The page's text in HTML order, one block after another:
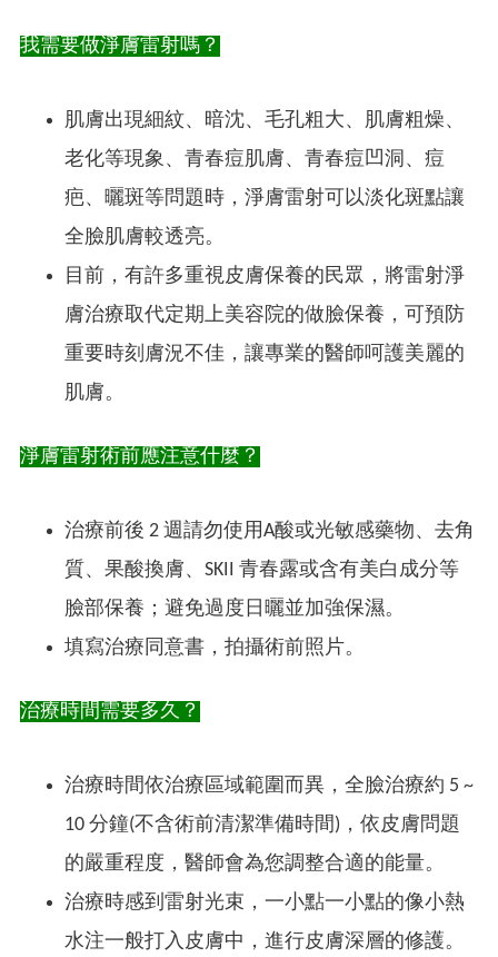
我需要做淨膚雷射嗎？
肌膚出現細紋、暗沈、毛孔粗大、肌膚粗燥、
老化等現象、青春痘肌膚、青春痘凹洞、痘
疤、曬斑等問題時，淨膚雷射可以淡化斑點讓
全臉肌膚較透亮。
目前，有許多重視皮膚保養的民眾，將雷射淨
膚治療取代定期上美容院的做臉保養，可預防
重要時刻膚況不佳，讓專業的醫師呵護美麗的
肌膚。
淨膚雷射術前應注意什麼？
治療前後 2 週請勿使用A酸或光敏感藥物、去角
質、果酸換膚、SKII 青春露或含有美白成分等
臉部保養；避免過度日曬並加強保濕。
填寫治療同意書，拍攝術前照片。
治療時間需要多久？
治療時間依治療區域範圍而異，全臉治療約 5 ~
10 分鐘(不含術前清潔準備時間)，依皮膚問題
的嚴重程度，醫師會為您調整合適的能量。
治療時感到雷射光束，一小點一小點的像小熱
水注一般打入皮膚中，進行皮膚深層的修護。